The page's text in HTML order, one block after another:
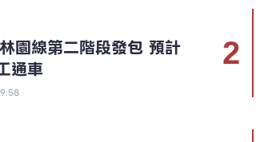
園線第二階段發包 預計
通車